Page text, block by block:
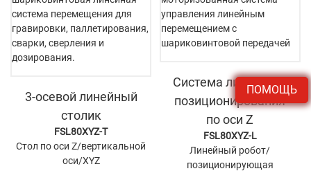
ПОМОЩЬ
3-осевой линейный
столик
FSL80XYZ-T
Стол по оси Z/вертикальной
оси/XYZ
Система линейного
позиционирования
по оси Z
FSL80XYZ-L
Линейный робот/
позиционирующая